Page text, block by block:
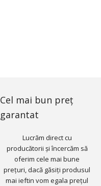
Cel mai bun preț
garantat
Lucrăm direct cu
producătorii și încercăm să
oferim cele mai bune
prețuri, dacă găsiți produsul
mai ieftin vom egala prețul